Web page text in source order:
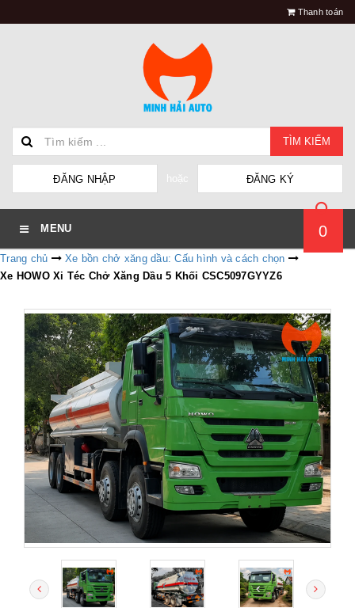
Thanh toán
TÌM KIẾM
ĐĂNG NHẬP hoặc ĐĂNG KÝ
MENU 0
Trang chủ
Xe bồn chở xăng dầu: Cấu hình và cách chọn
Xe HOWO Xi Téc Chở Xăng Dầu 5 Khối CSC5097GYYZ6